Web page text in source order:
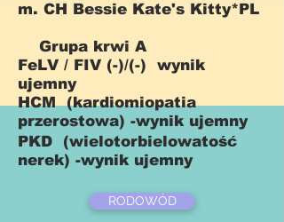
m. CH Bessie Kate's Kitty*PL
Grupa krwi A
FeLV / FIV (-)/(-) wynik
ujemny
HCM (kardiomiopatia
przerostowa) -wynik ujemny
PKD (wielotorbielowatość
nerek) -wynik ujemny
RODOWÓD